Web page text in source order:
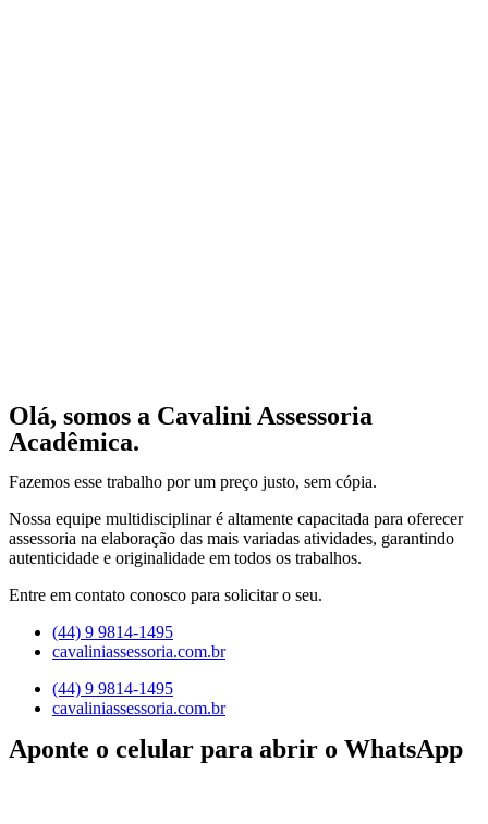
Olá, somos a Cavalini Assessoria
Acadêmica.
Fazemos esse trabalho por um preço justo, sem cópia.
Nossa equipe multidisciplinar é altamente capacitada para oferecer
assessoria na elaboração das mais variadas atividades, garantindo
autenticidade e originalidade em todos os trabalhos.
Entre em contato conosco para solicitar o seu.
(44) 9 9814-1495
cavaliniassessoria.com.br
(44) 9 9814-1495
cavaliniassessoria.com.br
Aponte o celular para abrir o WhatsApp